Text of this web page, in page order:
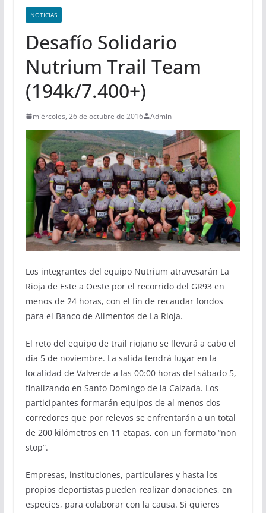
NOTICIAS
Desafío Solidario
Nutrium Trail Team
(194k/7.400+)
miércoles, 26 de octubre de 2016 Admin
Los integrantes del equipo Nutrium atravesarán La
Rioja de Este a Oeste por el recorrido del GR93 en
menos de 24 horas, con el fin de recaudar fondos
para el Banco de Alimentos de La Rioja.
El reto del equipo de trail riojano se llevará a cabo el
día 5 de noviembre. La salida tendrá lugar en la
localidad de Valverde a las 00:00 horas del sábado 5,
finalizando en Santo Domingo de la Calzada. Los
participantes formarán equipos de al menos dos
corredores que por relevos se enfrentarán a un total
de 200 kilómetros en 11 etapas, con un formato “non
stop”.
Empresas, instituciones, particulares y hasta los
propios deportistas pueden realizar donaciones, en
especies, para colaborar con la causa. Si quieres